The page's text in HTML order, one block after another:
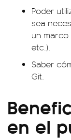
Poder
sea
un marco
etc.).
Saber
Git.
en el